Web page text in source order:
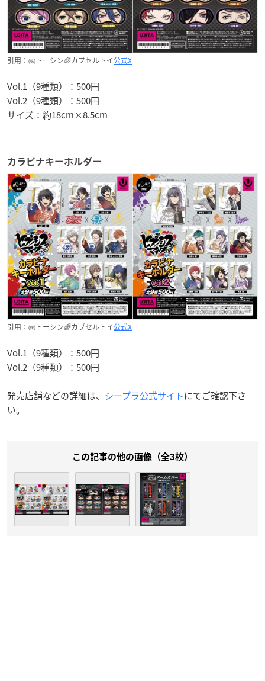
引用：㈱トーシン🌈カプセルトイ公式X
Vol.1（9種類）：500円
Vol.2（9種類）：500円
サイズ：約18cm×8.5cm
カラビナキーホルダー
引用：㈱トーシン🌈カプセルトイ公式X
Vol.1（9種類）：500円
Vol.2（9種類）：500円
発売店舗などの詳細は、 シープラ公式サイトにてご確認下さ
い。
この記事の他の画像（全3枚）